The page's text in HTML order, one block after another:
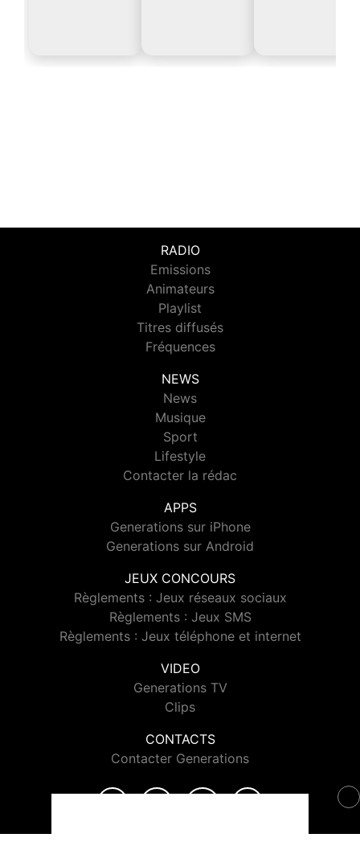
RADIO
Emissions
Animateurs
Playlist
Titres diffusés
Fréquences
NEWS
News
Musique
Sport
Lifestyle
Contacter la rédac
APPS
Generations sur iPhone
Generations sur Android
JEUX CONCOURS
Règlements : Jeux réseaux sociaux
Règlements : Jeux SMS
Règlements : Jeux téléphone et internet
VIDEO
Generations TV
Clips
CONTACTS
Contacter Generations